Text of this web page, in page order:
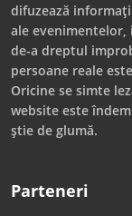
difuzează
ale
de-a dreptul
persoane reale
Oricine se simte
website este
știe de glumă.
Parteneri